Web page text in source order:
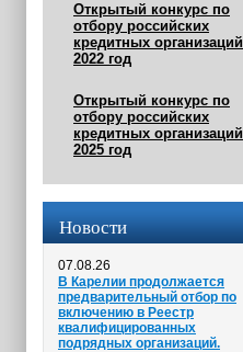
Открытый конкурс по
отбору российских
кредитных организаций
2022 год
Открытый конкурс по
отбору российских
кредитных организаций
2025 год
Новости
07.08.26
В Карелии продолжается
предварительный отбор по
включению в Реестр
квалифицированных
подрядных организаций.